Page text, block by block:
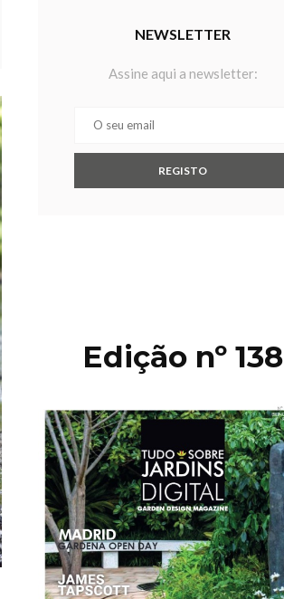
NEWSLETTER
Assine aqui a newsletter:
Edição nº 138